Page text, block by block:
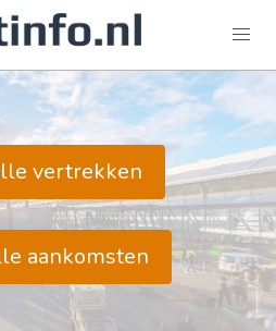
vertrekken
aankomsten